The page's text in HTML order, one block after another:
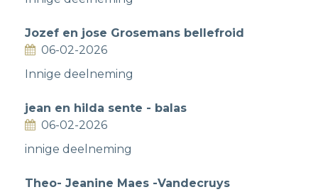
Jozef en jose Grosemans bellefroid
06-02-2026
Innige deelneming
jean en hilda sente - balas
06-02-2026
innige deelneming
Theo- Jeanine Maes -Vandecruys